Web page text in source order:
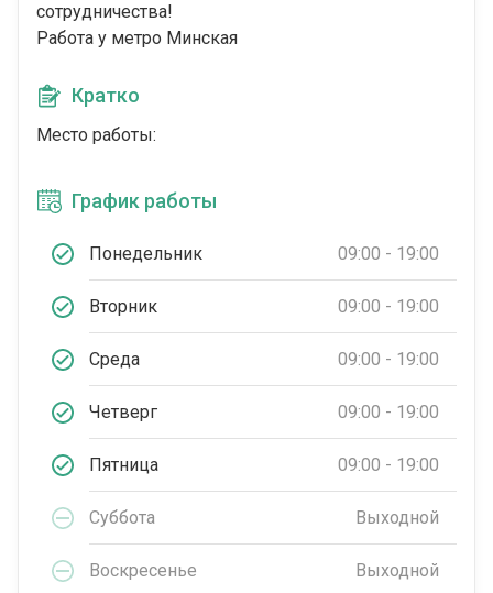
сотрудничества!
Работа у метро Минская
Кратко
Место работы:
График работы
Понедельник 09:00 - 19:00
Вторник 09:00 - 19:00
Среда 09:00 - 19:00
Четверг 09:00 - 19:00
Пятница 09:00 - 19:00
Суббота Выходной
Воскресенье Выходной